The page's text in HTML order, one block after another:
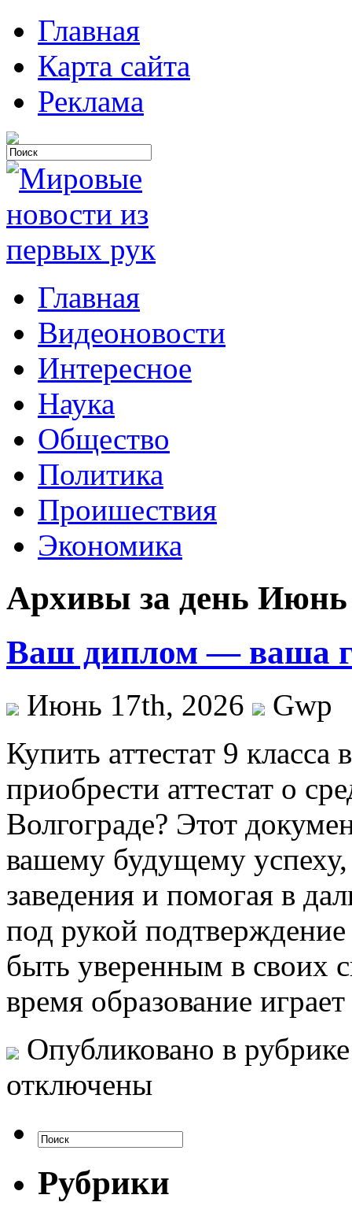
Главная
Карта сайта
Реклама
Главная
Видеоновости
Интересное
Наука
Общество
Политика
Проишествия
Экономика
Архивы за день Июнь
Ваш диплом — ваша
Июнь 17th, 2026
Gwp
Купить aттeстaт 9 клaссa
приобрести аттестат о
Волгограде? Этот
вашему будущему
заведения и помогая в
под рукой
быть уверенным в своих
время образование
Опубликовано в
отключены
Рубрики